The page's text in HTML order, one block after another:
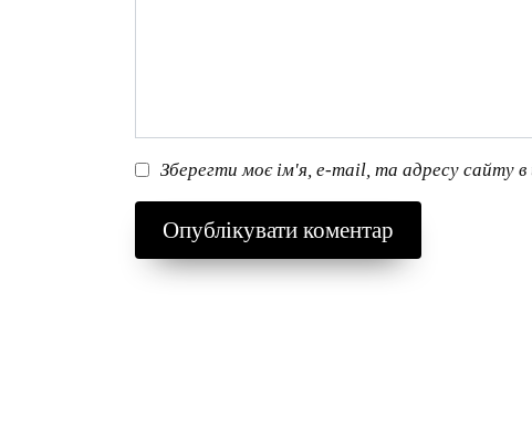
Зберегти моє ім'я, e-mail, та адресу сайту в